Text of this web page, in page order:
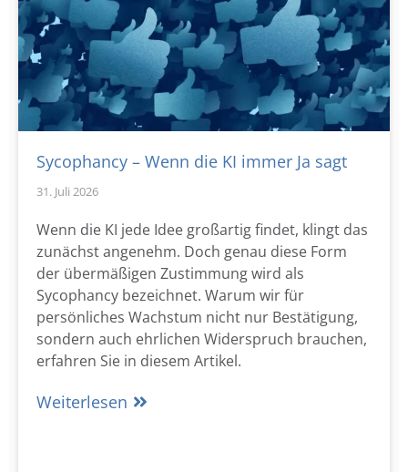
Sycophancy – Wenn die KI immer Ja sagt
31. Juli 2026
Wenn die KI jede Idee großartig findet, klingt das
zunächst angenehm. Doch genau diese Form
der übermäßigen Zustimmung wird als
Sycophancy bezeichnet. Warum wir für
persönliches Wachstum nicht nur Bestätigung,
sondern auch ehrlichen Widerspruch brauchen,
erfahren Sie in diesem Artikel.
Weiterlesen